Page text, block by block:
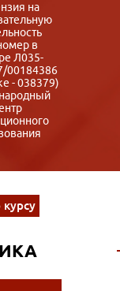
на
в
Л035-
00184386
- 038379)